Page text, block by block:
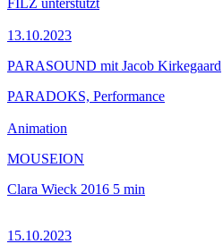
FILZ unterstützt
13.10.2023
PARASOUND mit Jacob Kirkegaard
PARADOKS, Performance
Animation
MOUSEION
Clara Wieck 2016 5 min
15.10.2023